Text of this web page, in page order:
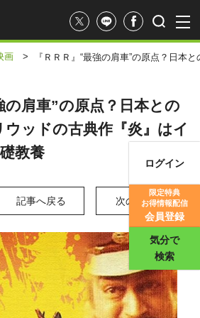
映画評価
ログイン
限定特典
お得情報配信
会員登録
気分で
検索
画 > 『ＲＲＲ』“最強の肩車”の原点？日本
の肩車”の原点？日本との
ッドの古典作『炎』はイ
教養
記事へ戻る 次の写真 >